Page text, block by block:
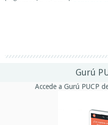
Gurú
Accede a Gurú PUCP